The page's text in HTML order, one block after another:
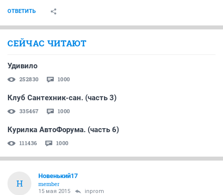
ОТВЕТИТЬ
СЕЙЧАС ЧИТАЮТ
Удивило
252830 1000
Клуб Сантехник-сан. (часть 3)
335467 1000
Курилка АвтоФорума. (часть 6)
111436 1000
Н
Новенький17
member
15 мая 2015 inprom